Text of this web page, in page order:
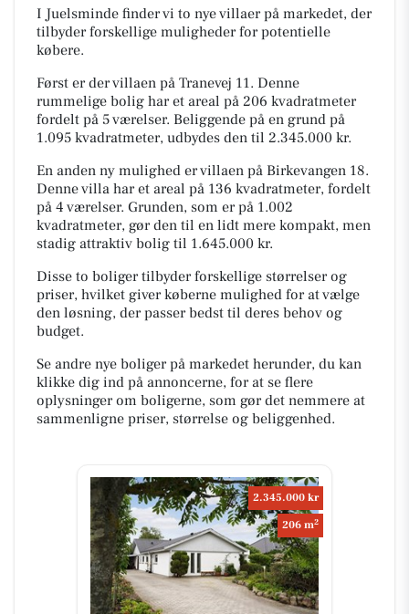
I Juelsminde finder vi to nye villaer på markedet, der
tilbyder forskellige muligheder for potentielle
købere.
Først er der villaen på Tranevej 11. Denne
rummelige bolig har et areal på 206 kvadratmeter
fordelt på 5 værelser. Beliggende på en grund på
1.095 kvadratmeter, udbydes den til 2.345.000 kr.
En anden ny mulighed er villaen på Birkevangen 18.
Denne villa har et areal på 136 kvadratmeter, fordelt
på 4 værelser. Grunden, som er på 1.002
kvadratmeter, gør den til en lidt mere kompakt, men
stadig attraktiv bolig til 1.645.000 kr.
Disse to boliger tilbyder forskellige størrelser og
priser, hvilket giver køberne mulighed for at vælge
den løsning, der passer bedst til deres behov og
budget.
Se andre nye boliger på markedet herunder, du kan
klikke dig ind på annoncerne, for at se flere
oplysninger om boligerne, som gør det nemmere at
sammenligne priser, størrelse og beliggenhed.
2.345.000 kr
206 m2